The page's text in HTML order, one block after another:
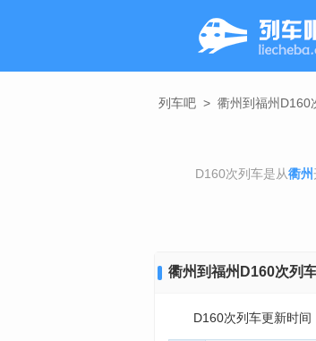
列车吧 > 衢州到福州D160
D160次列车是从衢州
衢州到福州D160次列
D160次列车更新时